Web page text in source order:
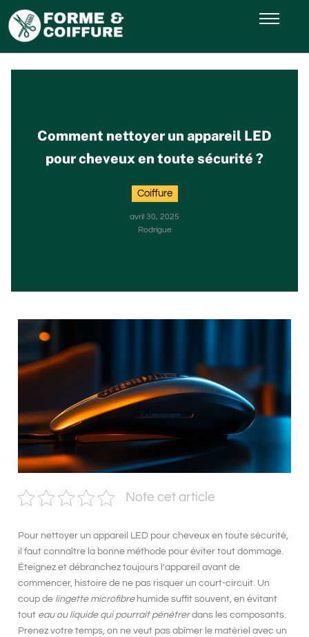
Comment nettoyer un appareil LED
pour cheveux en toute sécurité ?
Coiffure
avril 30, 2025
Rodrigue
Note cet article
Pour nettoyer un appareil LED pour cheveux en toute sécurité,
il faut connaître la bonne méthode pour éviter tout dommage.
Éteignez et débranchez toujours l’appareil avant de
commencer, histoire de ne pas risquer un court-circuit. Un
coup de lingette microfibrehumide suffit souvent, en évitant
tout eau ou liquide qui pourrait pénétrerdans les composants.
Prenez votre temps, on ne veut pas abîmer le matériel avec un